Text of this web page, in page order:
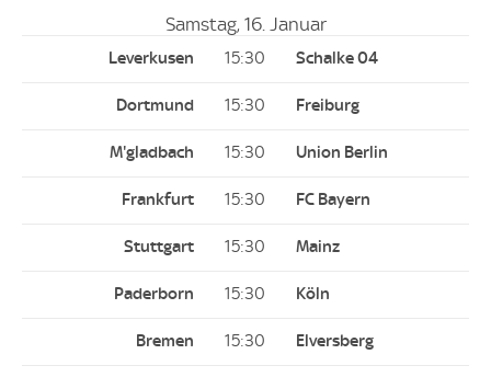
Samstag, 16. Januar
15:30
15:30
15:30
15:30
15:30
15:30
15:30